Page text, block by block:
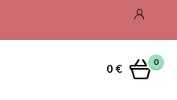
0
0 €